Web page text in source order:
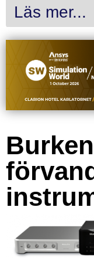
Läs mer...